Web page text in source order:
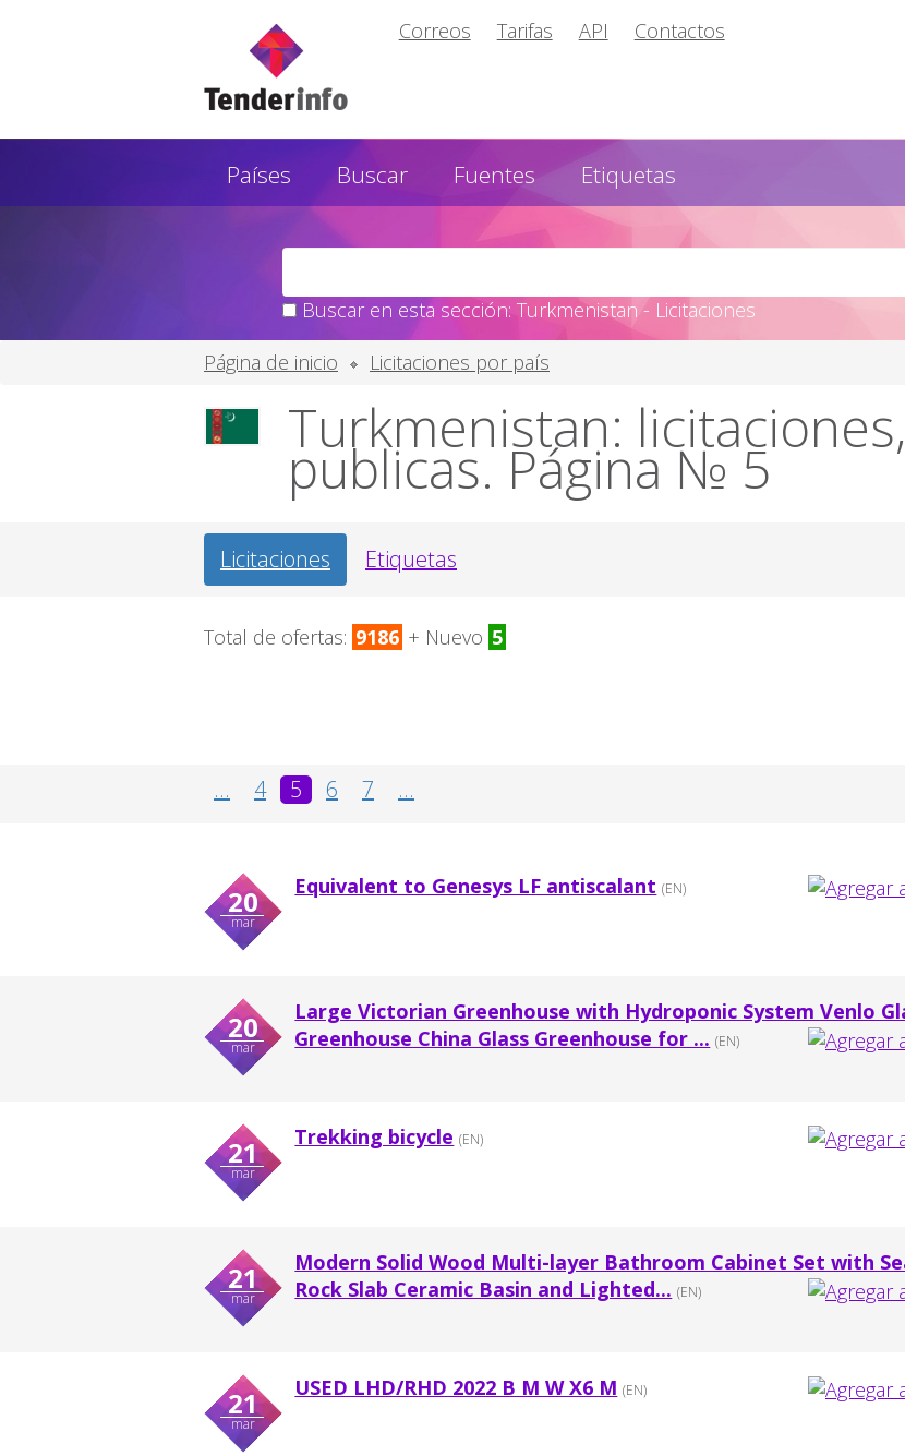
Correos Tarifas API Contactos
Países Buscar Fuentes Etiquetas
Buscar en esta sección: Turkmenistan - Licitaciones
Página de inicio
Licitaciones por país
Turkmenistan:
publicas. Página № 5
Licitaciones Etiquetas
Total de ofertas: 9186 + Nuevo 5
... 4 5 6 7 ...
20
mar
Equivalent to Genesys LF antiscalant (EN)
20
mar
Large Victorian Greenhouse with Hydroponic System Venlo
Greenhouse China Glass Greenhouse for ... (EN)
21
mar
Trekking bicycle (EN)
21
mar
Modern Solid Wood Multi-layer Bathroom Cabinet Set with
Rock Slab Ceramic Basin and Lighted... (EN)
21
mar
USED LHD/RHD 2022 B M W X6 M (EN)